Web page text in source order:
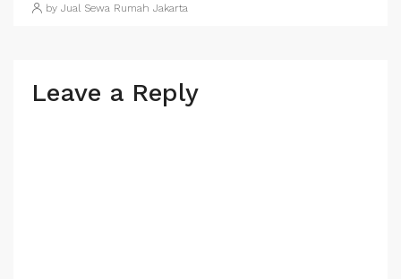
by Jual Sewa Rumah Jakarta
Leave a Reply